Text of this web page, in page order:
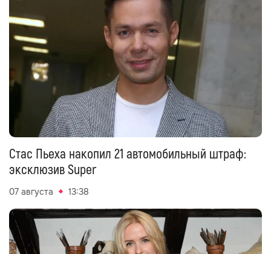
Стас Пьеха накопил 21 автомобильный штраф:
эксклюзив Super
07 августа 13:38